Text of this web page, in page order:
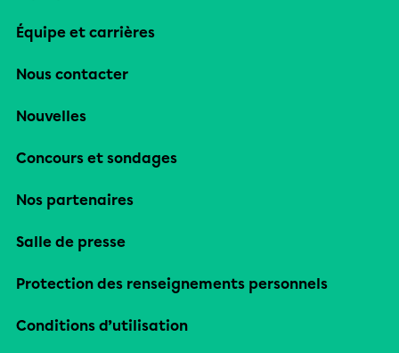
Équipe et carrières
Nous contacter
Nouvelles
Concours et sondages
Nos partenaires
Salle de presse
Protection des renseignements personnels
Conditions d’utilisation